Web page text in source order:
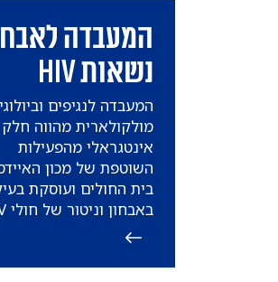
המעבדה
נשאות HIV
​המעבדה לנגיפים
מולקולארית מהווה חלק
אינטגראלי מהפעילות
השוטפת של מכון
בית החולים ועוסקת
באבחון וניטור של חולי HIV.